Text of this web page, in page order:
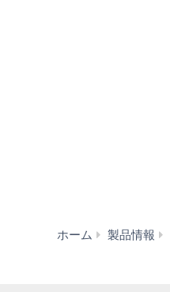
ホーム 製品情報